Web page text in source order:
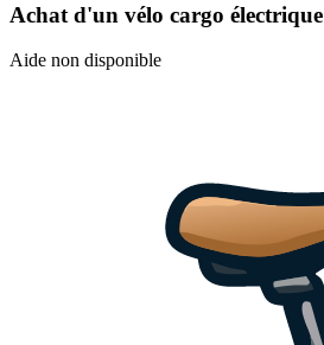
Achat d'un vélo cargo électrique
Aide non disponible